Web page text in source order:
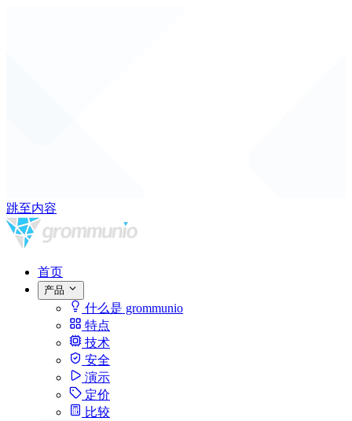
跳至内容
首页
产品
什么是 grommunio
特点
技术
安全
演示
定价
比较